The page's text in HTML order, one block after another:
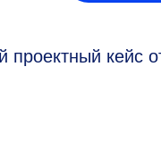
проектный кейс